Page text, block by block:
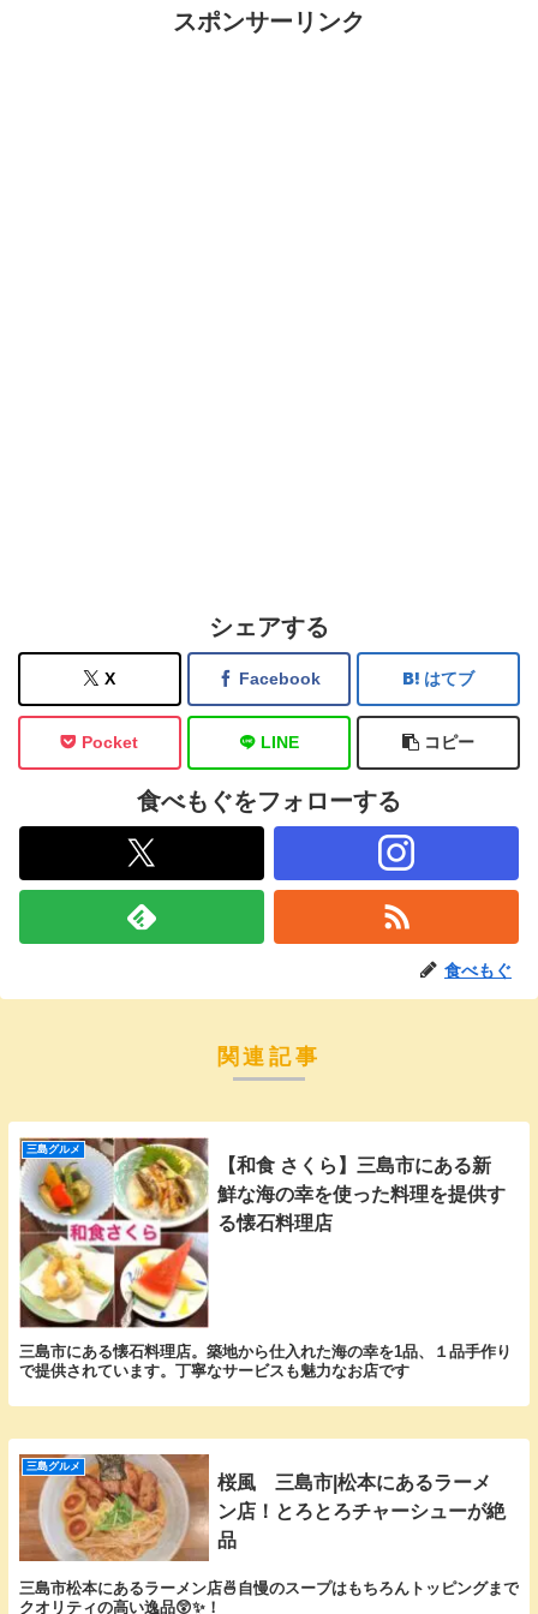
スポンサーリンク
シェアする
X Facebook はてブ
Pocket LINE コピー
食べもぐをフォローする
食べもぐ
関連記事
三島グルメ
【和食 さくら】三島市にある新
鮮な海の幸を使った料理を提供す
る懐石料理店
三島市にある懐石料理店。築地から仕入れた海の幸を1品、１品手作り
で提供されています。丁寧なサービスも魅力なお店です
三島グルメ
桜風 三島市|松本にあるラーメ
ン店！とろとろチャーシューが絶
品
三島市松本にあるラーメン店🍜自慢のスープはもちろんトッピングまで
クオリティの高い逸品😲✨！